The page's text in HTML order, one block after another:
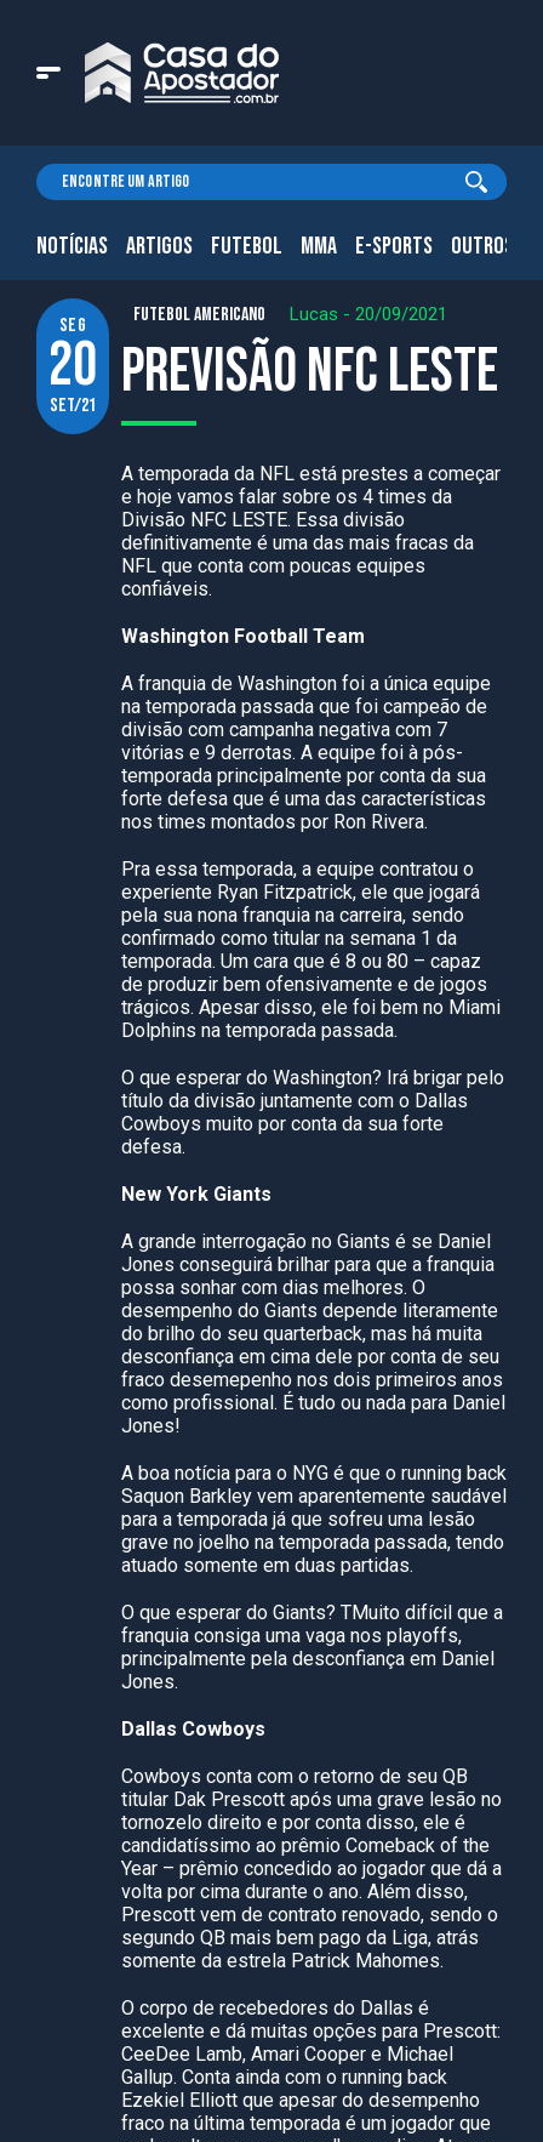
NOTÍCIAS ARTIGOS FUTEBOL MMA E-SPORTS OUTROS.
seg
20
set/21
FUTEBOL AMERICANO Lucas - 20/09/2021
Previsão NFC LESTE
A temporada da NFL está prestes a começar
e hoje vamos falar sobre os 4 times da
Divisão NFC LESTE. Essa divisão
definitivamente é uma das mais fracas da
NFL que conta com poucas equipes
confiáveis.
Washington Football Team
A franquia de Washington foi a única equipe
na temporada passada que foi campeão de
divisão com campanha negativa com 7
vitórias e 9 derrotas. A equipe foi à pós-
temporada principalmente por conta da sua
forte defesa que é uma das características
nos times montados por Ron Rivera.
Pra essa temporada, a equipe contratou o
experiente Ryan Fitzpatrick, ele que jogará
pela sua nona franquia na carreira, sendo
confirmado como titular na semana 1 da
temporada. Um cara que é 8 ou 80 – capaz
de produzir bem ofensivamente e de jogos
trágicos. Apesar disso, ele foi bem no Miami
Dolphins na temporada passada.
O que esperar do Washington? Irá brigar pelo
título da divisão juntamente com o Dallas
Cowboys muito por conta da sua forte
defesa.
New York Giants
A grande interrogação no Giants é se Daniel
Jones conseguirá brilhar para que a franquia
possa sonhar com dias melhores. O
desempenho do Giants depende literamente
do brilho do seu quarterback, mas há muita
desconfiança em cima dele por conta de seu
fraco desemepenho nos dois primeiros anos
como profissional. É tudo ou nada para Daniel
Jones!
A boa notícia para o NYG é que o running back
Saquon Barkley vem aparentemente saudável
para a temporada já que sofreu uma lesão
grave no joelho na temporada passada, tendo
atuado somente em duas partidas.
O que esperar do Giants? TMuito difícil que a
franquia consiga uma vaga nos playoffs,
principalmente pela desconfiança em Daniel
Jones.
Dallas Cowboys
Cowboys conta com o retorno de seu QB
titular Dak Prescott após uma grave lesão no
tornozelo direito e por conta disso, ele é
candidatíssimo ao prêmio Comeback of the
Year – prêmio concedido ao jogador que dá a
volta por cima durante o ano. Além disso,
Prescott vem de contrato renovado, sendo o
segundo QB mais bem pago da Liga, atrás
somente da estrela Patrick Mahomes.
O corpo de recebedores do Dallas é
excelente e dá muitas opções para Prescott:
CeeDee Lamb, Amari Cooper e Michael
Gallup. Conta ainda com o running back
Ezekiel Elliott que apesar do desempenho
fraco na última temporada é um jogador que